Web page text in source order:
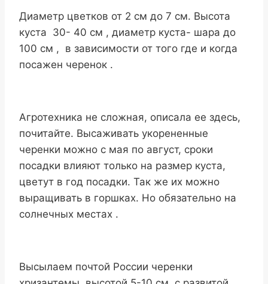
Диаметр цветков от 2 см до 7 см. Высота
куста 30- 40 см , диаметр куста- шара до
100 см , в зависимости от того где и когда
посажен черенок .
Агротехника не сложная, описала ее здесь,
почитайте. Высаживать укорененные
черенки можно с мая по август, сроки
посадки влияют только на размер куста,
цветут в год посадки. Так же их можно
выращивать в горшках. Но обязательно на
солнечных местах .
Высылаем почтой России черенки